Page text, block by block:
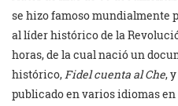
se hizo famoso mundialmente
al líder histórico de la
horas, de la cual nació un
histórico, Fidel cuenta al Che,
publicado en varios idiomas en